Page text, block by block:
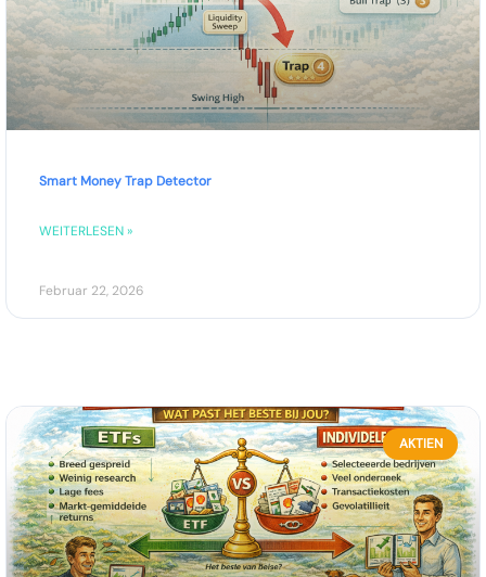
Smart Money Trap Detector
WEITERLESEN »
Februar 22, 2026
AKTIEN